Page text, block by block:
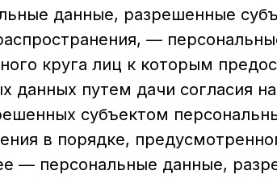
данные, разрешенные
—
круга лиц к которым
данных путем дачи согласия
субъектом
в порядке,
— персональные данные,